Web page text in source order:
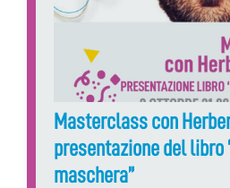
Masterclass con
presentazione del libro
maschera”